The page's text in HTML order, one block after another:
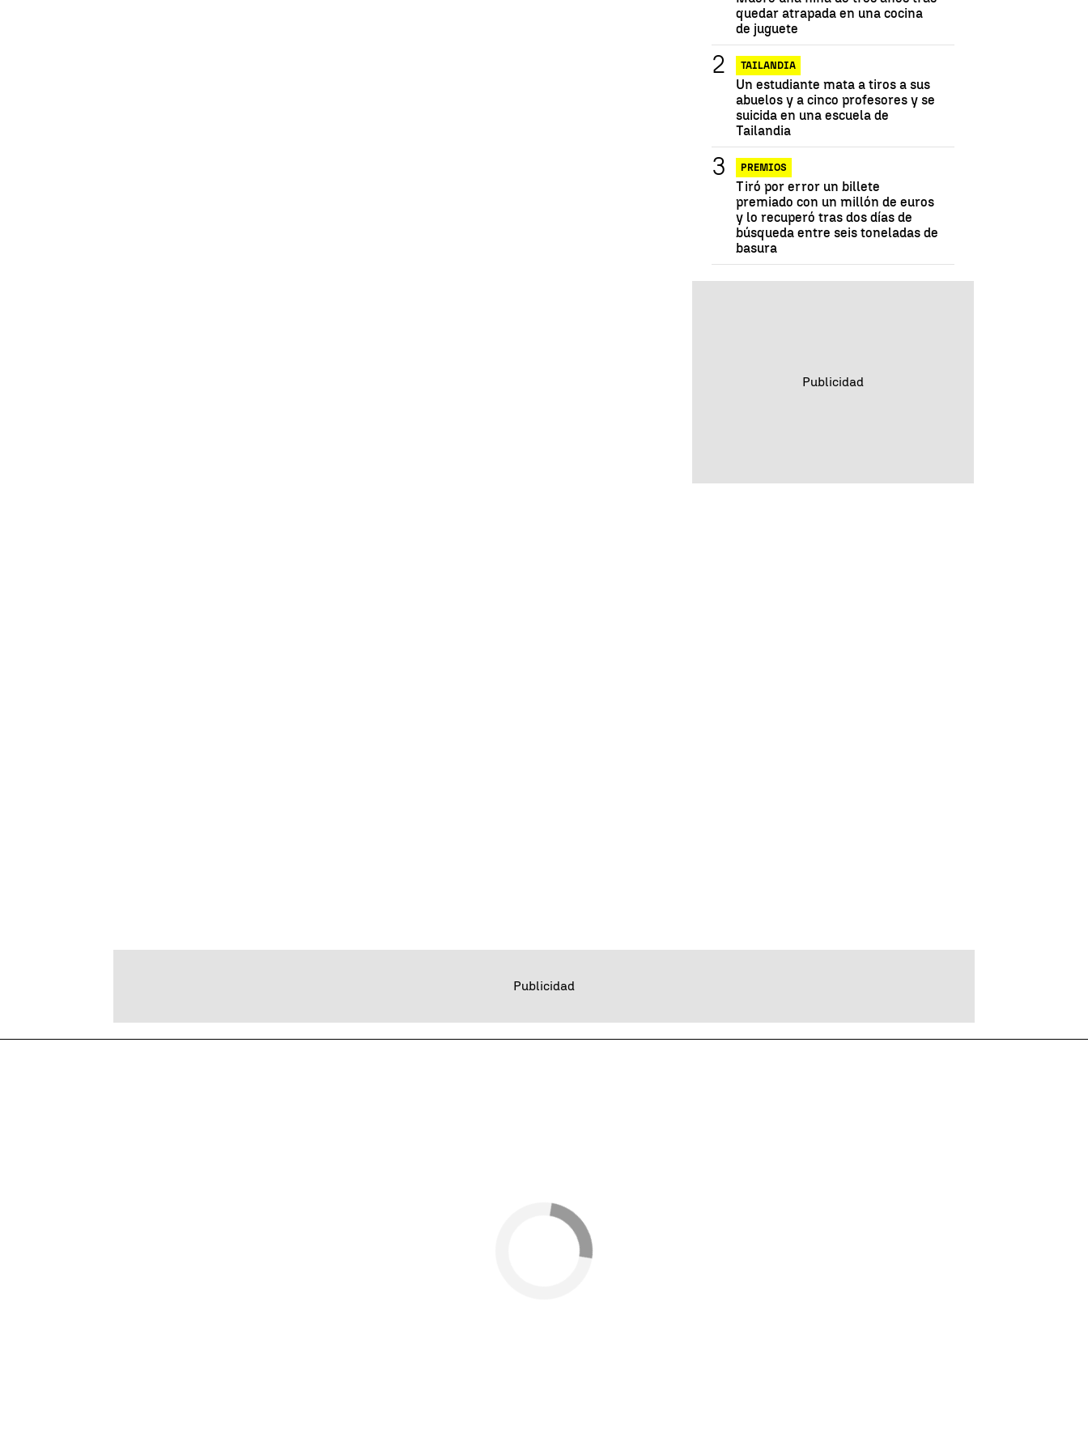
quedar atrapada en una cocina
de juguete
TAILANDIA
Un estudiante mata a tiros a sus
abuelos y a cinco profesores y se
suicida en una escuela de
Tailandia
PREMIOS
Tiró por error un billete
premiado con un millón de euros
y lo recuperó tras dos días de
búsqueda entre seis toneladas de
basura